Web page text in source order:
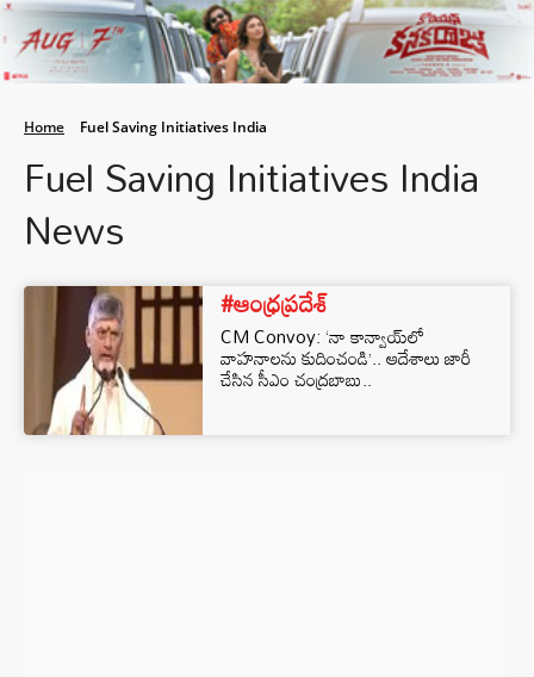
Home Fuel Saving Initiatives India
Fuel Saving Initiatives India
News
#ఆంధ్రప్రదేశ్
CM Convoy: ‘నా కాన్వాయ్‌లో
వాహనాలను కుదించండి’.. ఆదేశాలు జారీ
చేసిన సీఎం చంద్రబాబు..